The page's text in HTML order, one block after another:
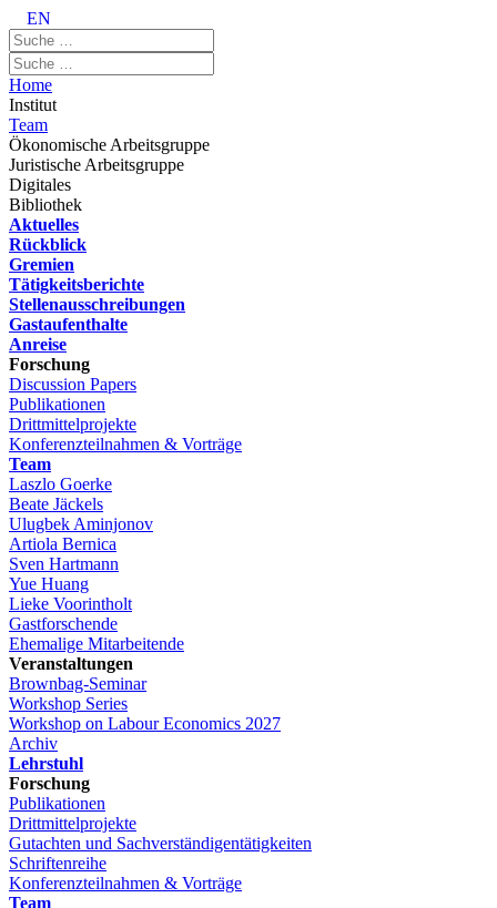
EN
Home
Institut
Team
Ökonomische Arbeitsgruppe
Juristische Arbeitsgruppe
Digitales
Bibliothek
Aktuelles
Rückblick
Gremien
Tätigkeitsberichte
Stellenausschreibungen
Gastaufenthalte
Anreise
Forschung
Discussion Papers
Publikationen
Drittmittelprojekte
Konferenzteilnahmen & Vorträge
Team
Laszlo Goerke
Beate Jäckels
Ulugbek Aminjonov
Artiola Bernica
Sven Hartmann
Yue Huang
Lieke Voorintholt
Gastforschende
Ehemalige Mitarbeitende
Veranstaltungen
Brownbag-Seminar
Workshop Series
Workshop on Labour Economics 2027
Archiv
Lehrstuhl
Forschung
Publikationen
Drittmittelprojekte
Gutachten und Sachverständigentätigkeiten
Schriftenreihe
Konferenzteilnahmen & Vorträge
Team